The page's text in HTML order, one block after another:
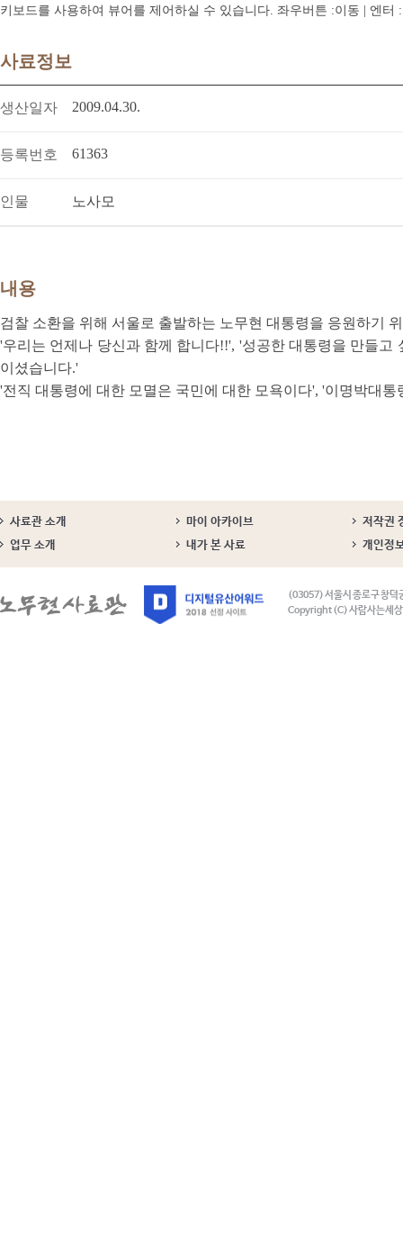
키보드를 사용하여 뷰어를 제어하실 수 있습니다. 좌우버튼 :이동 | 엔터
사료정보
생산일자 2009.04.30.
등록번호 61363
인물 노사모
내용
검찰 소환을 위해 서울로 출발하는 노무현 대통령을 응원하기
'우리는 언제나 당신과 함께 합니다!!', '성공한 대통령을 만들
이셨습니다.'
'전직 대통령에 대한 모멸은 국민에 대한 모욕이다', '이명박대
사료관 소개 마이 아카이브
저작권
업무 소개
내가 본 사료 개인정
(03057) 서울시 종로구 창덕
Copyright (C) 사람사는세